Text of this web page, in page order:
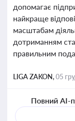
допомагає
найкраще
масштабам
дотриманням
правильним
LIGA ZAKON,05
Повний AI-